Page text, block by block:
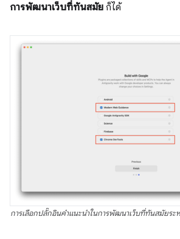
การพัฒนาเว็บที่ทันสมัย ก็ได้
การเลือกปลั๊กอินคำแนะนำในการพัฒนาเว็บที่ทันสมัยร